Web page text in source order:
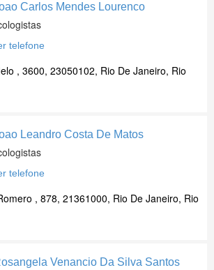
Carlos Mendes Lourenco
telefone
, 3600, 23050102, Rio De Janeiro, Rio
Leandro Costa De Matos
telefone
, 878, 21361000, Rio De Janeiro, Rio
Venancio Da Silva Santos